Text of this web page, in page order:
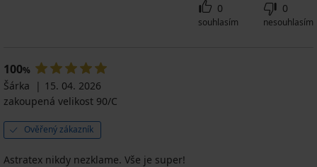
0
souhlasím
0
nesouhlasím
100%
Šárka
15. 04. 2026
zakoupená velikost 90/C
Ověřený zákazník
Astratex nikdy nezklame. Vše je super!